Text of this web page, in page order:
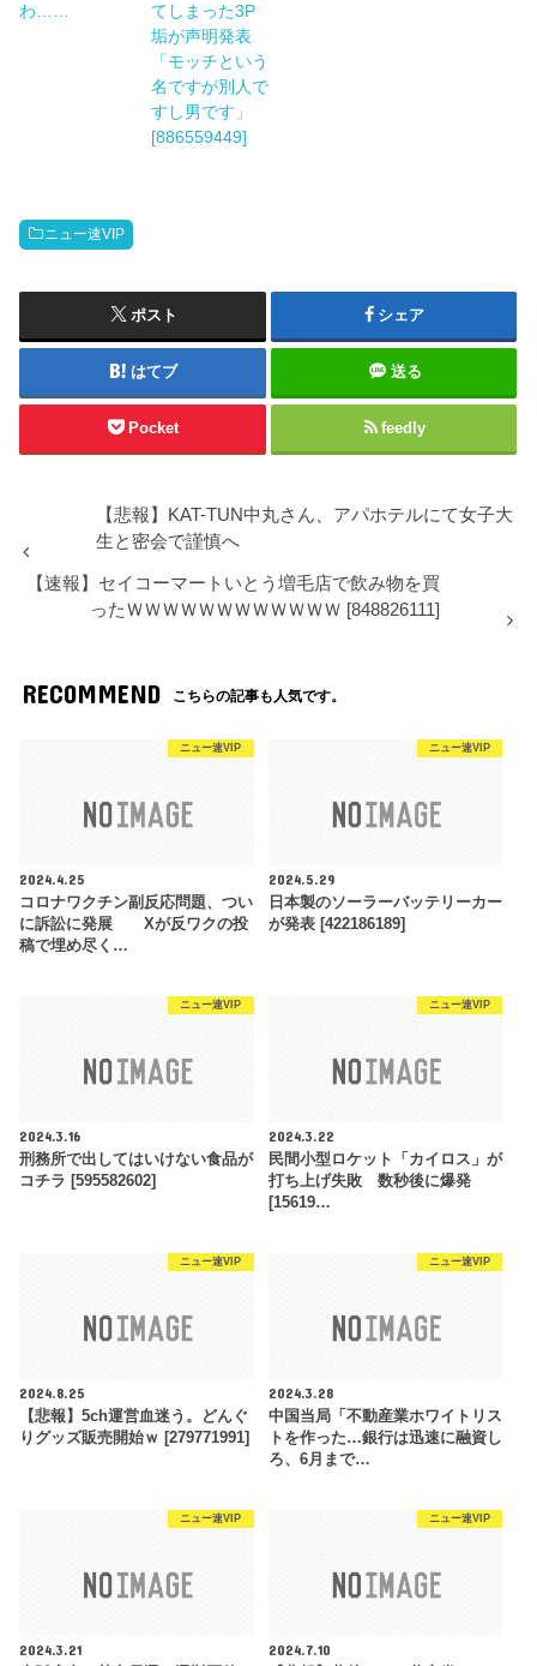
わ……
てしまった3P
垢が声明発表
「モッチという
名ですが別人で
すし男です」
[886559449]
ニュー速VIP
ポスト シェア
はてブ 送る
Pocket feedly
【悲報】KAT-TUN中丸さん、アパホテルにて女子大
生と密会で謹慎へ
【速報】セイコーマートいとう増毛店で飲み物を買
ったＷＷＷＷＷＷＷＷＷＷＷＷ [848826111]
RECOMMEND こちらの記事も人気です。
ニュー速VIP
2024.4.25
コロナワクチン副反応問題、つい
に訴訟に発展 Xが反ワクの投
稿で埋め尽く…
ニュー速VIP
2024.5.29
日本製のソーラーバッテリーカー
が発表 [422186189]
ニュー速VIP
2024.3.16
刑務所で出してはいけない食品が
コチラ [595582602]
ニュー速VIP
2024.3.22
民間小型ロケット「カイロス」が
打ち上げ失敗 数秒後に爆発
[15619…
ニュー速VIP
2024.8.25
【悲報】5ch運営血迷う。どんぐ
りグッズ販売開始ｗ [279771991]
ニュー速VIP
2024.3.28
中国当局「不動産業ホワイトリス
トを作った…銀行は迅速に融資し
ろ、6月まで…
ニュー速VIP
2024.3.21
ニュー速VIP
2024.7.10